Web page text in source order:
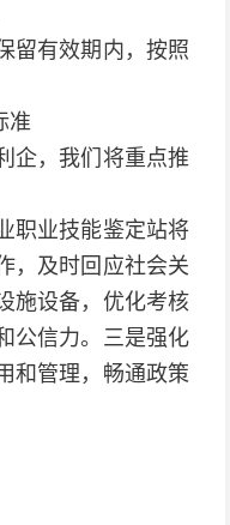
留有效期内，按照
准
企，我们将重点推
职业技能鉴定站将
，及时回应社会关
施设备，优化考核
公信力。三是强化
和管理，畅通政策